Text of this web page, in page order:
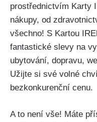
prostřednictvím Karty
nákupy, od
všechno! S Kartou
fantastické slevy na
ubytování, dopravu,
Užijte si své volné
bezkonkurenční cenu.
A to není vše! Máte